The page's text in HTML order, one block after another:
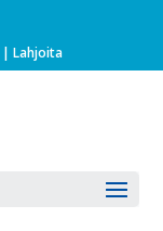
| Lahjoita